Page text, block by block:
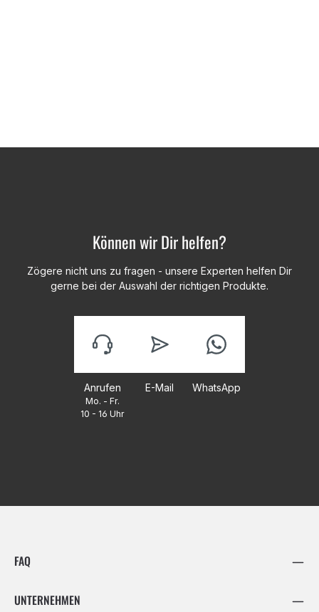
Können wir Dir helfen?
Zögere nicht uns zu fragen - unsere Experten helfen Dir
gerne bei der Auswahl der richtigen Produkte.
Anrufen
Mo. - Fr.
10 - 16 Uhr
E-Mail WhatsApp
FAQ
UNTERNEHMEN